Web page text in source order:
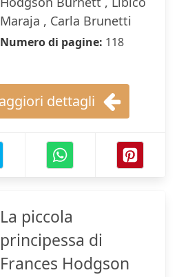
Maraja , Carla Brunetti
Numero di pagine: 118
dettagli
La piccola
principessa di
Frances Hodgson